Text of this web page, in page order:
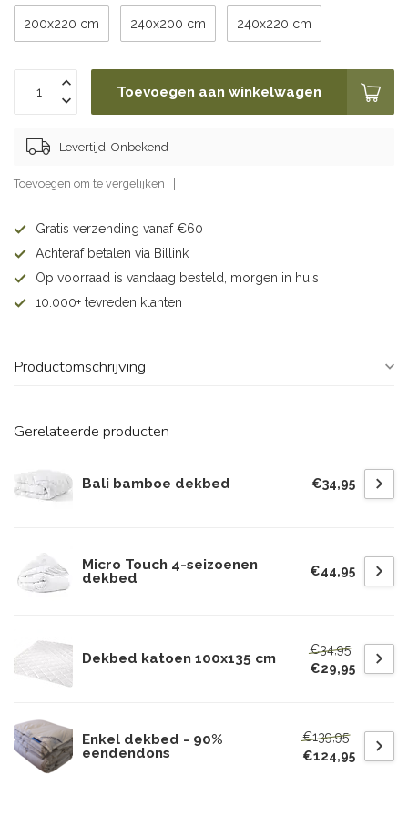
200x220 cm 240x200 cm 240x220 cm
Toevoegen aan winkelwagen
Levertijd: Onbekend
Toevoegen om te vergelijken
Gratis verzending vanaf €60
Achteraf betalen via Billink
Op voorraad is vandaag besteld, morgen in huis
10.000+ tevreden klanten
Productomschrijving
Gerelateerde producten
Bali bamboe dekbed €34,95
Micro Touch 4-seizoenen
dekbed
€44,95
Dekbed katoen 100x135 cm
€34,95
€29,95
Enkel dekbed - 90%
eendendons
€139,95
€124,95